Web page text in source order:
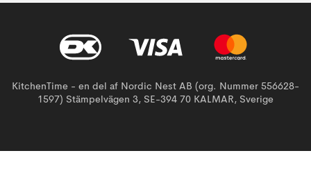
KitchenTime - en del af Nordic Nest AB (org. Nummer 556628-
1597) Stämpelvägen 3, SE-394 70 KALMAR, Sverige